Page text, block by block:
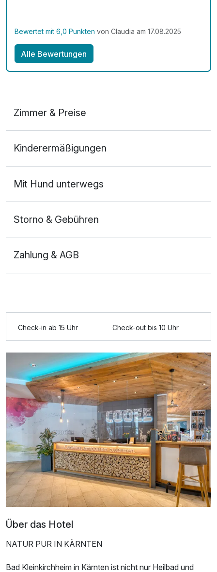
Bewertet mit 6,0 Punkten von Claudia am 17.08.2025
Alle Bewertungen
Zimmer & Preise
2 Erwachsene und 1 Kind
Kinderermäßigungen
Mit Hund unterwegs
Storno & Gebühren
Zahlung & AGB
Check-in ab 15 Uhr Check-out bis 10 Uhr
Über das Hotel
NATUR PUR IN KÄRNTEN
Bad Kleinkirchheim in Kärnten ist nicht nur Heilbad und